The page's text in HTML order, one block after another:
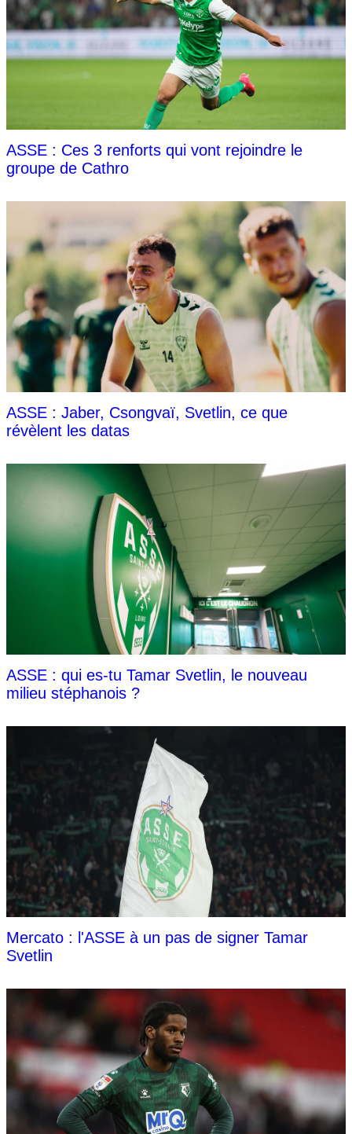
ASSE : Ces 3 renforts qui vont rejoindre le
groupe de Cathro
ASSE : Jaber, Csongvaï, Svetlin, ce que
révèlent les datas
ASSE : qui es-tu Tamar Svetlin, le nouveau
milieu stéphanois ?
Mercato : l'ASSE à un pas de signer Tamar
Svetlin